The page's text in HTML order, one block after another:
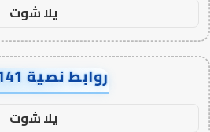
يلا شوت
روابط نصية AA90141
يلا شوت